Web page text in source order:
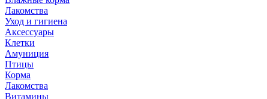
Лакомства
Уход и гигиена
Аксессуары
Клетки
Амуниция
Птицы
Корма
Лакомства
Витамины